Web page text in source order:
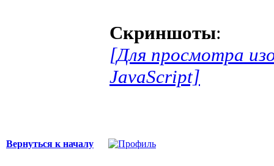
Скриншоты:
[Для просмотра
JavaScript]
Вернуться к началу